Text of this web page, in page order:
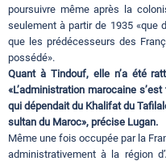
poursuivre même après la
seulement à partir de 1935 «que
que les prédécesseurs des
possédé».
Quant à Tindouf, elle n’a été
«L’administration marocaine
qui dépendait du Khalifat du
sultan du Maroc», précise Lugan.
Même une fois occupée par la
administrativement à la région